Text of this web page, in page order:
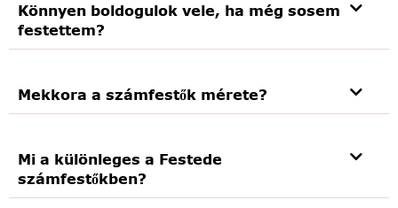
Könnyen boldogulok vele, ha még sosem
festettem?
Mekkora a számfestők mérete?
Mi a különleges a Festede
számfestőkben?